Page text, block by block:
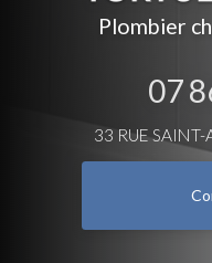
Plombier
07
33 RUE